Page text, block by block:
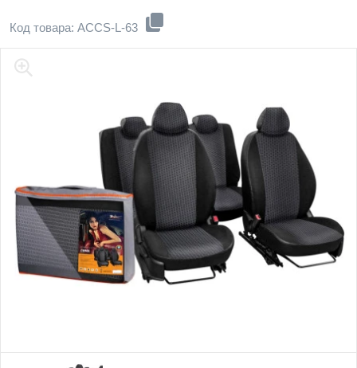
Код товара: ACCS-L-63